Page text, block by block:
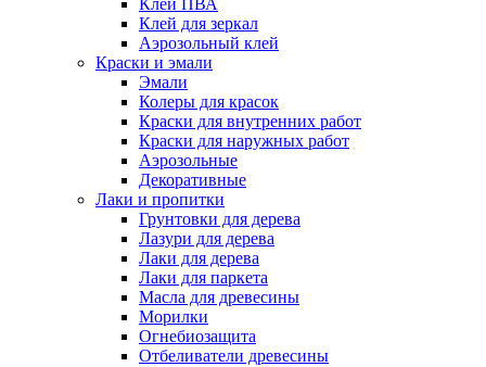
Клей ПВА
Клей для зеркал
Аэрозольный клей
Краски и эмали
Эмали
Колеры для красок
Краски для внутренних работ
Краски для наружных работ
Аэрозольные
Декоративные
Лаки и пропитки
Грунтовки для дерева
Лазури для дерева
Лаки для дерева
Лаки для паркета
Масла для древесины
Морилки
Огнебиозащита
Отбеливатели древесины